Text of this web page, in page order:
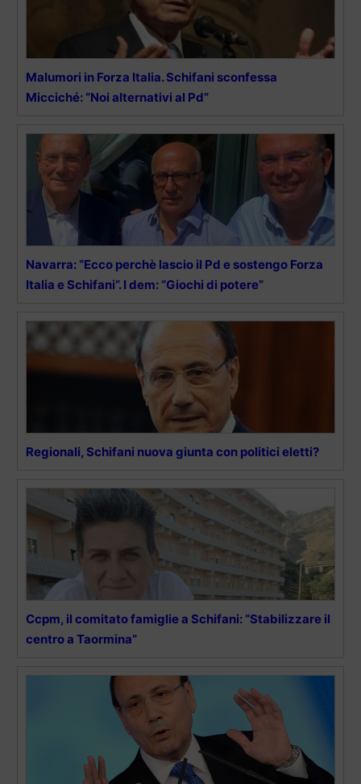
Malumori in Forza Italia. Schifani sconfessa
Micciché: “Noi alternativi al Pd”
Navarra: “Ecco perchè lascio il Pd e sostengo Forza
Italia e Schifani”. I dem: “Giochi di potere”
Regionali, Schifani nuova giunta con politici eletti?
Ccpm, il comitato famiglie a Schifani: “Stabilizzare il
centro a Taormina”